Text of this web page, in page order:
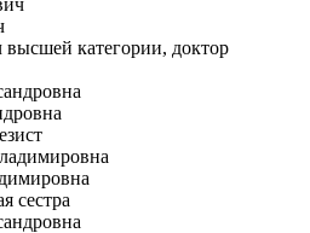
высшей категории, доктор
сестра